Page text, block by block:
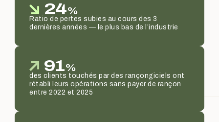
24%
Ratio de pertes subies au cours des 3
dernières années — le plus bas de l’industrie
91%
des clients touchés par des rançongiciels ont
rétabli leurs opérations sans payer de rançon
entre 2022 et 2025